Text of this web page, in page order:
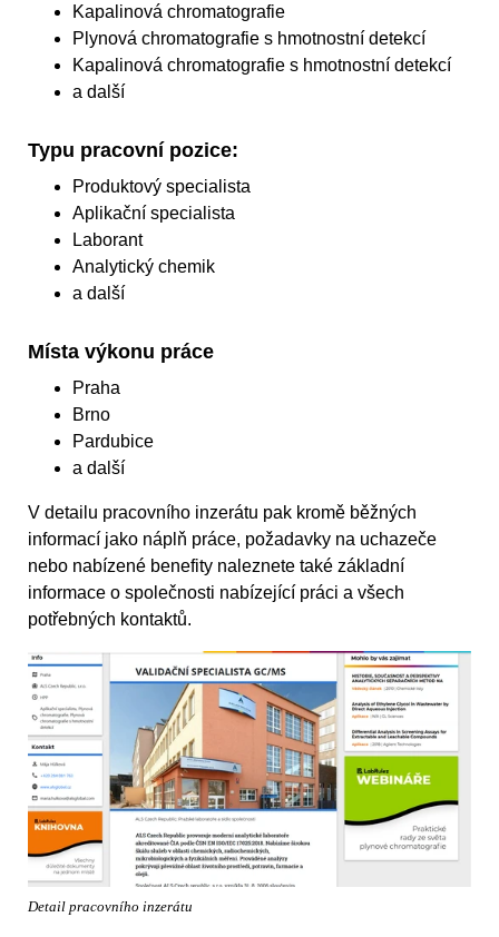
Kapalinová chromatografie
Plynová chromatografie s hmotnostní detekcí
Kapalinová chromatografie s hmotnostní detekcí
a další
Typu pracovní pozice:
Produktový specialista
Aplikační specialista
Laborant
Analytický chemik
a další
Místa výkonu práce
Praha
Brno
Pardubice
a další
V detailu pracovního inzerátu pak kromě běžných
informací jako náplň práce, požadavky na uchazeče
nebo nabízené benefity naleznete také základní
informace o společnosti nabízející práci a všech
potřebných kontaktů.
Detail pracovního inzerátu